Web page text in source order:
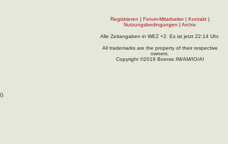
Registrieren | Forum-Mitarbeiter| Kontakt|
Nutzungsbedingungen | Archiv
Alle Zeitangaben in WEZ +2. Es ist jetzt 22:14 Uhr.
All trademarks are the property of their respective
owners.
Copyright ©2019 Boerse.IM/AM/IO/AI
().